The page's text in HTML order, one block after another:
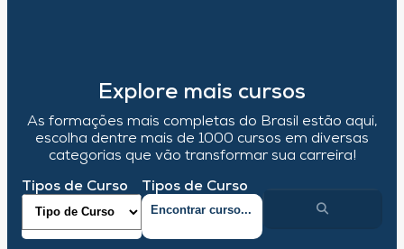
Explore mais cursos
As formações mais completas do Brasil estão aqui,
escolha dentre mais de 1000 cursos em diversas
categorias que vão transformar sua carreira!
Tipos de Curso Tipos de Curso